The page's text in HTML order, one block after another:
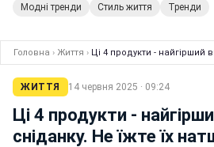
Модні тренди Стиль життя Тренди
Головна › Життя › Ці 4 продукти - найгірший
ЖИТТЯ 14 червня 2025 · 09:24
Ці 4 продукти -
сніданку. Не їжте їх